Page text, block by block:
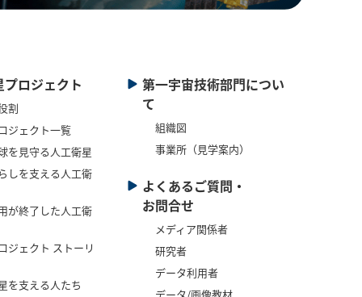
ロジェクト
割
ジェクト一覧
見守る人工衛星
を支える人工衛
終了した人工衛
ジェクト ストーリ
支える人たち
第一宇宙技術部門につい
て
組織図
事業所（見学案内）
よくあるご質問・
お問合せ
メディア関係者
研究者
データ利用者